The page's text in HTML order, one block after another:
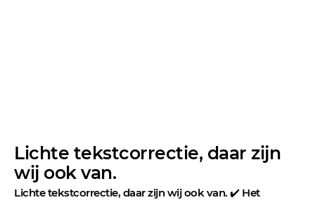
Lichte tekstcorrectie, daar zijn
wij ook van.
Lichte tekstcorrectie, daar zijn wij ook van. ✔️ Het